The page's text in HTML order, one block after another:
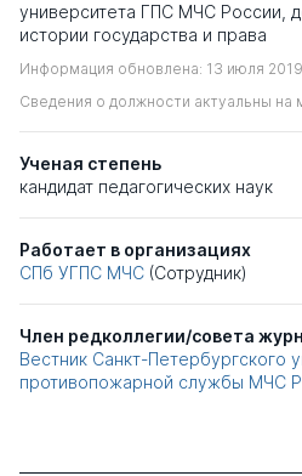
университета ГПС МЧС России,
истории государства и права
Информация обновлена: 13 июля 2019
Сведения о должности актуальны на
Ученая степень
кандидат педагогических наук
Работает в организациях
СПб УГПС МЧС (Сотрудник)
Член редколлегии/совета
Вестник Санкт-Петербургского
противопожарной службы МЧС